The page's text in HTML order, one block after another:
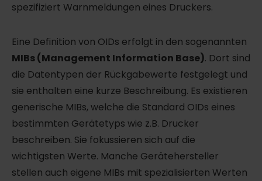
spezifiziert Warnmeldungen eines Druckers.
Eine Definition von OIDs erfolgt in den sogenannten
MIBs (Management Information Base). Dort sind
die Datentypen der Rückgabewerte festgelegt und
sie enthalten eine kurze Beschreibung. Es existieren
generische MIBs, welche die Standard OIDs eines
bestimmten Gerätetyps wie z.B. Drucker
beschreiben. Sie fokussieren sich auf die
wichtigsten Werte. Manche Gerätehersteller
stellen auch eigene MIBs mit spezialisierten Werten